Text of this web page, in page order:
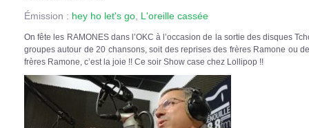
Émission : hey ho let's go L'oreille cassée
On fête les RAMONES dans l’OKC à l’occasion de la sortie des disques
groupes autour de 20 chansons, soit des reprises des frères Ramone ou
frères Ramone, c’est la joie !! Ce soir Show case chez Lollipop !!